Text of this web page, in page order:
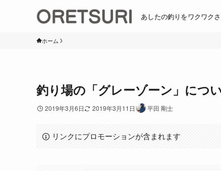
あしたの釣りをワクワク
ホーム
釣り場の「グレーゾーン」につ
2019年3月6日 2019年3月11日 平田 剛士
リンクにプロモーションが含まれます